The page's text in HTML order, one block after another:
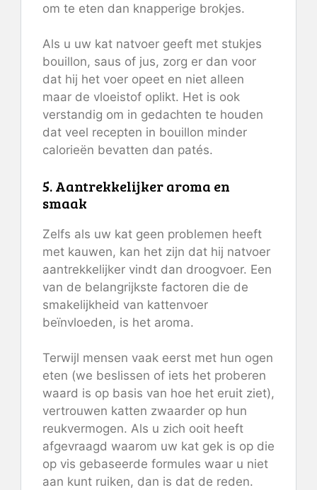
om te eten dan knapperige brokjes.
Als u uw kat natvoer geeft met stukjes
bouillon, saus of jus, zorg er dan voor
dat hij het voer opeet en niet alleen
maar de vloeistof oplikt. Het is ook
verstandig om in gedachten te houden
dat veel recepten in bouillon minder
calorieën bevatten dan patés.
5. Aantrekkelijker aroma en
smaak
Zelfs als uw kat geen problemen heeft
met kauwen, kan het zijn dat hij natvoer
aantrekkelijker vindt dan droogvoer. Een
van de belangrijkste factoren die de
smakelijkheid van kattenvoer
beïnvloeden, is het aroma.
Terwijl mensen vaak eerst met hun ogen
eten (we beslissen of iets het proberen
waard is op basis van hoe het eruit ziet),
vertrouwen katten zwaarder op hun
reukvermogen. Als u zich ooit heeft
afgevraagd waarom uw kat gek is op die
op vis gebaseerde formules waar u niet
aan kunt ruiken, dan is dat de reden.